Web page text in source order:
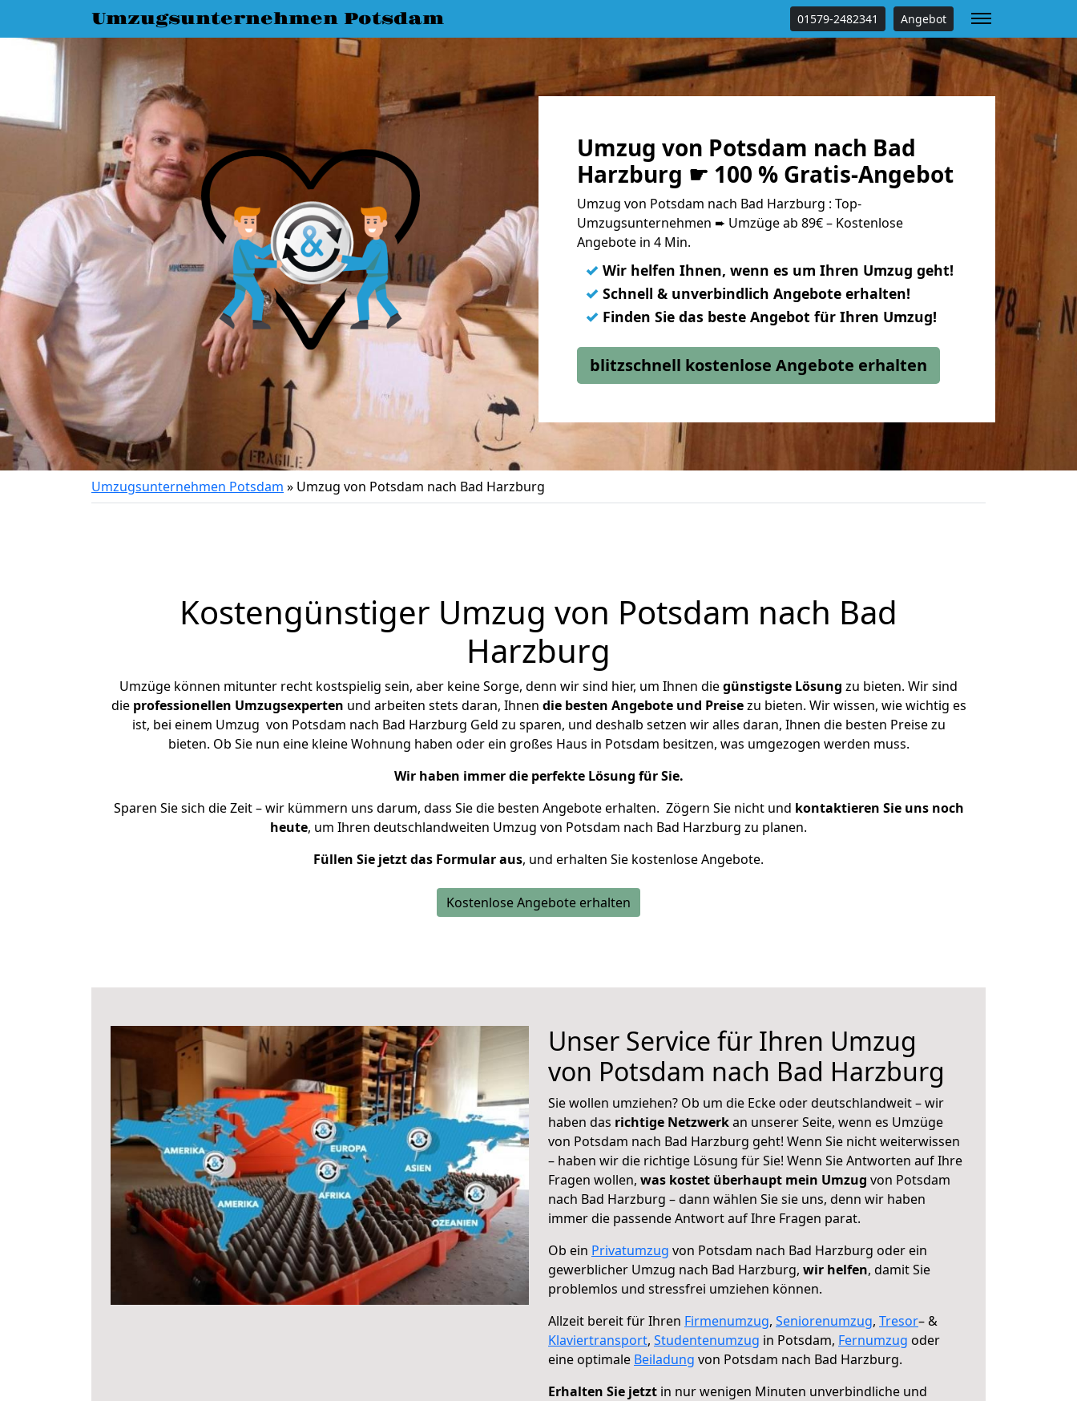
Umzugsunternehmen Potsdam 01579-2482341 Angebot
Umzug von Potsdam nach Bad
Harzburg ☛ 100 % Gratis-Angebot
Umzug von Potsdam nach Bad Harzburg : Top-
Umzugsunternehmen ➨ Umzüge ab 89€ – Kostenlose
Angebote in 4 Min.
✓ Wir helfen Ihnen, wenn es um Ihren Umzug geht!
✓ Schnell & unverbindlich Angebote erhalten!
✓ Finden Sie das beste Angebot für Ihren Umzug!
blitzschnell kostenlose Angebote erhalten
Umzugsunternehmen Potsdam » Umzug von Potsdam nach Bad Harzburg
Kostengünstiger Umzug von Potsdam nach Bad
Harzburg
Umzüge können mitunter recht kostspielig sein, aber keine Sorge, denn wir sind hier, um Ihnen diegünstigste Lösung zu bieten. Wir sind
die professionellen Umzugsexperten und arbeiten stets daran, Ihnen die besten Angebote und Preisezu bieten. Wir wissen, wie wichtig es
ist, bei einem Umzug von Potsdam nach Bad Harzburg Geld zu sparen, und deshalb setzen wir alles daran, Ihnen die besten Preise zu
bieten. Ob Sie nun eine kleine Wohnung haben oder ein großes Haus in Potsdam besitzen, was umgezogen werden muss.
Wir haben immer die perfekte Lösung für Sie.
Sparen Sie sich die Zeit – wir kümmern uns darum, dass Sie die besten Angebote erhalten. Zögern Sie nicht und kontaktieren Sie uns noch
heute, um Ihren deutschlandweiten Umzug von Potsdam nach Bad Harzburg zu planen.
Füllen Sie jetzt das Formular aus, und erhalten Sie kostenlose Angebote.
Kostenlose Angebote erhalten
Unser Service für Ihren Umzug
von Potsdam nach Bad Harzburg
Sie wollen umziehen? Ob um die Ecke oder deutschlandweit – wir
haben das richtige Netzwerkan unserer Seite, wenn es Umzüge
von Potsdam nach Bad Harzburg geht! Wenn Sie nicht weiterwissen
– haben wir die richtige Lösung für Sie! Wenn Sie Antworten auf Ihre
Fragen wollen, was kostet überhaupt mein Umzug von Potsdam
nach Bad Harzburg – dann wählen Sie sie uns, denn wir haben
immer die passende Antwort auf Ihre Fragen parat.
Ob ein Privatumzug von Potsdam nach Bad Harzburg oder ein
gewerblicher Umzug nach Bad Harzburg, wir helfen, damit Sie
problemlos und stressfrei umziehen können.
Allzeit bereit für Ihren Firmenumzug, Seniorenumzug, Tresor– &
Klaviertransport, Studentenumzug in Potsdam, Fernumzug oder
eine optimale Beiladung von Potsdam nach Bad Harzburg.
Erhalten Sie jetzt in nur wenigen Minuten unverbindliche und